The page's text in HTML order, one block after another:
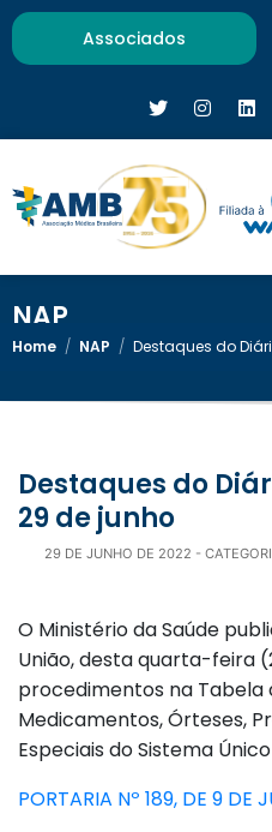
Associados
NAP
Home / NAP / Destaques do
Destaques do Diário Oficial do dia
29 de junho
29 DE JUNHO DE 2022 -
O Ministério da Saúde
União, desta quarta-feira
procedimentos na Tabela
Medicamentos, Órteses,
Especiais do Sistema Único
PORTARIA Nº 189, DE 9 DE